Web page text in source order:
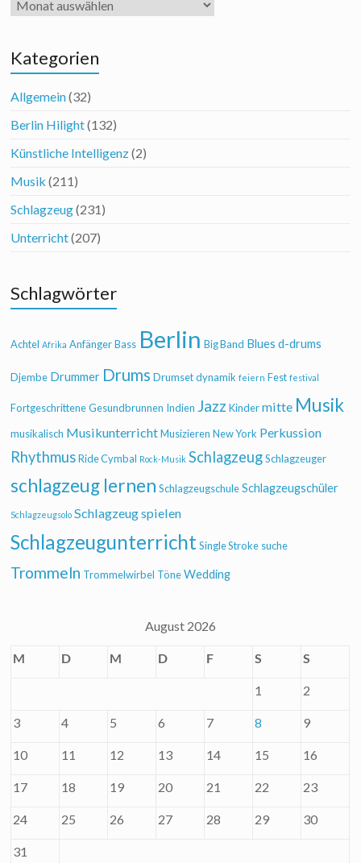
Archiv
Kategorien
Allgemein(32)
Berlin Hilight(132)
Künstliche Intelligenz(2)
Musik (211)
Schlagzeug(231)
Unterricht(207)
Schlagwörter
Achtel Afrika Anfänger Bass Berlin Big Band Blues d-drums
Djembe Drummer Drums Drumset dynamik feiern Fest festival
Fortgeschrittene Gesundbrunnen Indien Jazz Kinder mitte Musik
musikalisch Musikunterricht Musizieren New York Perkussion
Rhythmus Ride Cymbal Rock-Musik Schlagzeug Schlagzeuger
schlagzeug lernen Schlagzeugschule Schlagzeugschüler
Schlagzeugsolo Schlagzeug spielen
Schlagzeugunterricht Single Stroke suche
Trommeln Trommelwirbel Töne Wedding
August 2026
M D M D F S S
1 2
3 4 5 6 7 8 9
10 11 12 13 14 15 16
17 18 19 20 21 22 23
24 25 26 27 28 29 30
31